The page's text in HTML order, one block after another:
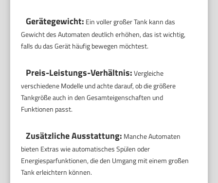
Gerätegewicht: Ein voller großer Tank kann das
Gewicht des Automaten deutlich erhöhen, das ist wichtig,
falls du das Gerät häufig bewegen möchtest.
Preis-Leistungs-Verhältnis:Vergleiche
verschiedene Modelle und achte darauf, ob die größere
Tankgröße auch in den Gesamteigenschaften und
Funktionen passt.
Zusätzliche Ausstattung: Manche Automaten
bieten Extras wie automatisches Spülen oder
Energiesparfunktionen, die den Umgang mit einem großen
Tank erleichtern können.